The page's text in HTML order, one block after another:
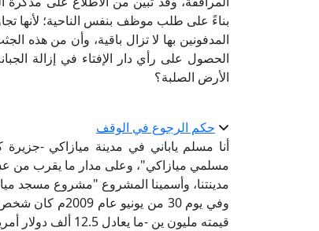
بناءً على طلب موظف بنفس الناحية؛ لأنها
المدفونين بها لا تزال باقية، وأن من هذه
الحصول على رأي دار الإفتاء في إزالة
الأرض الصلبة؟
حكم الرجوع في الوقف
أنا مسلم ياباني في مدينة ميازاكي -
مسلمي ميازاكي"، وعلى مدار ما يقرب من
مدينتنا، وأسمينا المشروع "مشروع مسجد
وفي يوم 30 من
قيمته مليون ين -ما يعادل 12.5 ألف دولار أمريكي- وقال: هذا للمسجد.